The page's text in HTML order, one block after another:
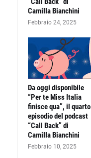
Camilla Bianchini
Febbraio 24, 2025
Da oggi disponibile
“Per te Miss Italia
finisce qua”, il quarto
episodio del podcast
“Call Back” di
Camilla Bianchini
Febbraio 10, 2025